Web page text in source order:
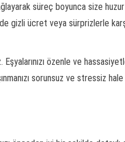
süreç boyunca size
gizli ücret veya sürprizlerle
özenle ve
sorunsuz ve stressiz